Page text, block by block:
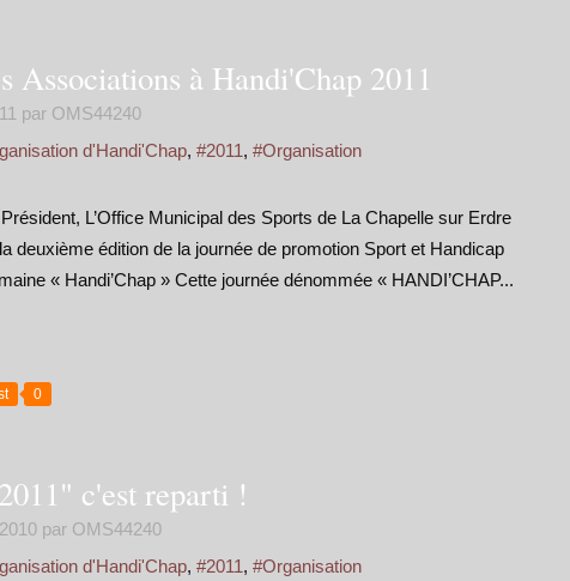
Associations à Handi'Chap 2011
par OMS44240
d'Handi'Chap, #2011, #Organisation
L’Office Municipal des Sports de La Chapelle sur Erdre
deuxième édition de la journée de promotion Sport et Handicap
« Handi’Chap » Cette journée dénommée « HANDI’CHAP...
0
c'est reparti !
par OMS44240
d'Handi'Chap, #2011, #Organisation